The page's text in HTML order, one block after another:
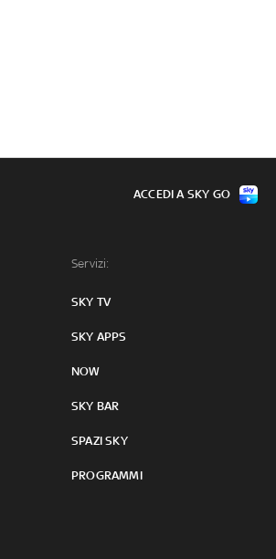
Servizi:
SKY TV
SKY APPS
NOW
SKY BAR
SPAZI SKY
PROGRAMMI
ACCEDI A SKY GO